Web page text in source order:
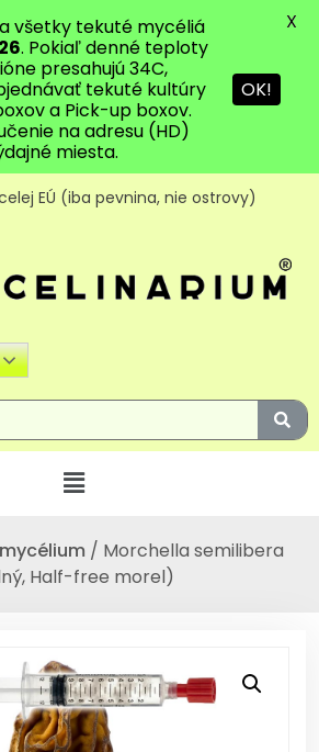
EÚ (iba pevnina, nie ostrovy)
/ Morchella semilibera
Half-free morel)
všetky tekuté mycéliá
. Pokiaľ denné teploty
presahujú 34C,
tekuté kultúry
a Pick-up boxov.
na adresu (HD)
miesta.
OK!
X